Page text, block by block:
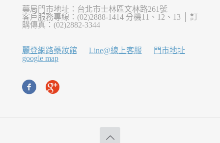
藥局門市地址：台北市士林區文林路261號
客戶服務專線：(02)2888-1414 分機11、12、13 │ 訂
購傳真：(02)2882-3344
麗登網路藥妝館 Line@線上客服
門市地址
google map